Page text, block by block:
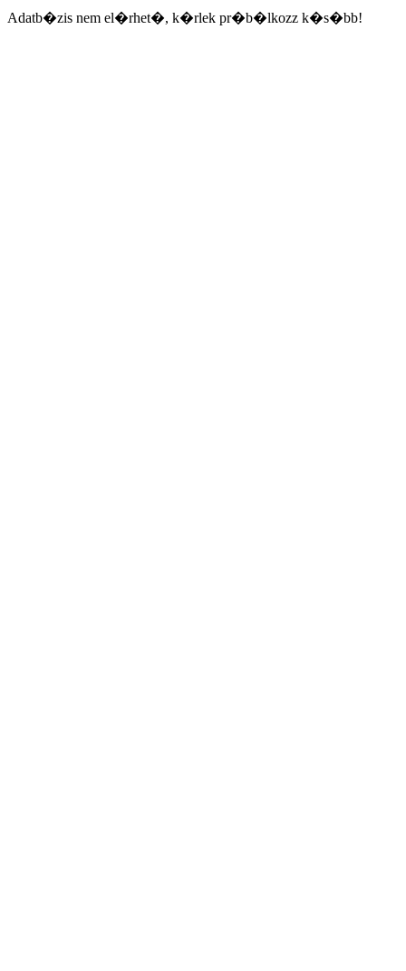
Adatb�zis nem el�rhet�, k�rlek pr�b�lkozz k�s�bb!